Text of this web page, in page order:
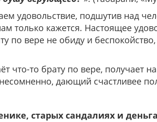
удовольствие, подшутив над
только кажется. Настоящее
по вере не обиду и
что-то брату по вере, получает
несомненно, дающий счастливее
старых сандалиях и